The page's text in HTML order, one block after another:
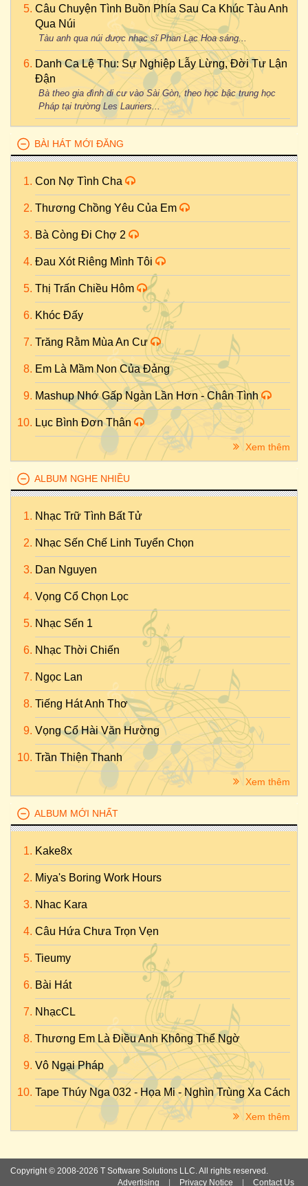
Câu Chuyện Tình Buồn Phía Sau Ca Khúc Tàu Anh
Qua Núi
Tàu anh qua núi được nhạc sĩ Phan Lạc Hoa sáng...
Danh Ca Lệ Thu: Sự Nghiệp Lẫy Lừng, Đời Tư Lận
Đận
Bà theo gia đình di cư vào Sài Gòn, theo học bậc trung học
Pháp tại trường Les Lauriers...
BÀI HÁT MỚI ĐĂNG
Con Nợ Tình Cha
Thương Chồng Yêu Của Em
Bà Còng Đi Chợ 2
Đau Xót Riêng Mình Tôi
Thị Trấn Chiều Hôm
Khóc Đấy
Trăng Rằm Mùa An Cư
Em Là Mầm Non Của Đảng
Mashup Nhớ Gấp Ngàn Lần Hơn - Chân Tình
Lục Bình Đơn Thân
Xem thêm
ALBUM NGHE NHIỀU
Nhạc Trữ Tình Bất Tử
Nhạc Sến Chế Linh Tuyển Chọn
Dan Nguyen
Vọng Cổ Chọn Lọc
Nhạc Sến 1
Nhạc Thời Chiến
Ngọc Lan
Tiếng Hát Anh Thơ
Vọng Cổ Hài Văn Hường
Trần Thiện Thanh
Xem thêm
ALBUM MỚI NHẤT
Kake8x
Miya's Boring Work Hours
Nhac Kara
Câu Hứa Chưa Trọn Vẹn
Tieumy
Bài Hát
NhạcCL
Thương Em Là Điều Anh Không Thể Ngờ
Vô Ngại Pháp
Tape Thúy Nga 032 - Họa Mi - Nghìn Trùng Xa Cách
Xem thêm
Copyright © 2008-2026 T Software Solutions LLC. All rights reserved.
Advertising
Privacy Notice Contact Us